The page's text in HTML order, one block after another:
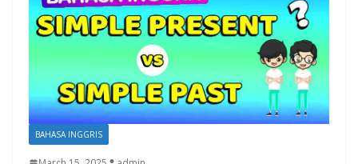
BAHASA INGGRIS